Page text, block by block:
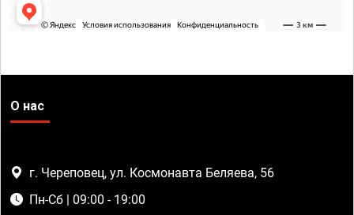
О нас
г. Череповец, ул. Космонавта Беляева, 56
Пн-Сб | 09:00 - 19:00